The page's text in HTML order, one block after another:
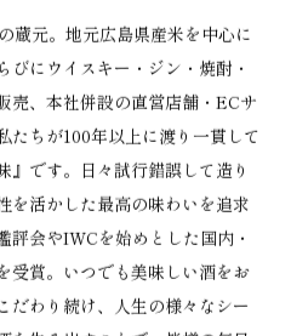
蔵元。地元広島県産米を中心に
びにウイスキー・ジン・焼酎・
売、本社併設の直営店舗・ECサ
たちが100年以上に渡り一貫して
です。日々試行錯誤して造り
を活かした最高の味わいを追求
評会やIWCを始めとした国内・
受賞。いつでも美味しい酒をお
わり続け、人生の様々なシー